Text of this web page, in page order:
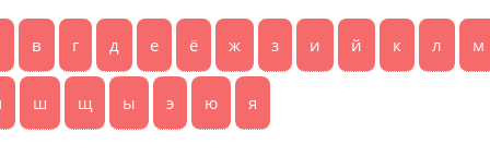
в г д е ё ж з и й к л м
ш щ ы э ю я